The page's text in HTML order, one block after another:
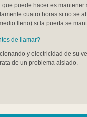
puede hacer es
cuatro horas si no se
lleno) si la puerta se
de llamar?
y electricidad de su
de un problema aislado.